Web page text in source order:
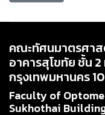
คณะทัศนมาตรศาส
อาคารสุโขทัย ชั้น
กรุงเทพมหานคร
Faculty of
Sukhothai